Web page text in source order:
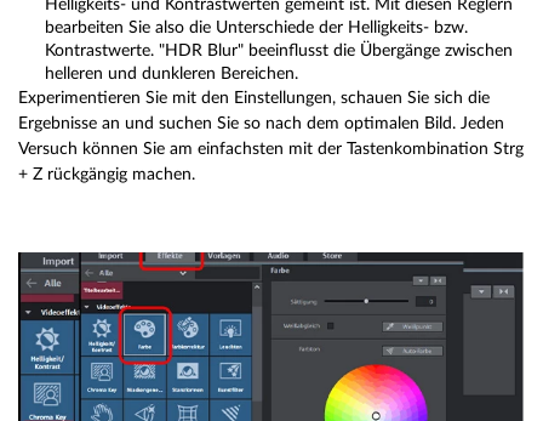
Helligkeits- und Kontrastwerten gemeint ist. Mit diesen Reglern
bearbeiten Sie also die Unterschiede der Helligkeits- bzw.
Kontrastwerte. "HDR Blur" beeinflusst die Übergänge zwischen
helleren und dunkleren Bereichen.
Experimentieren Sie mit den Einstellungen, schauen Sie sich die
Ergebnisse an und suchen Sie so nach dem optimalen Bild. Jeden
Versuch können Sie am einfachsten mit der Tastenkombination Strg
+ Z rückgängig machen.